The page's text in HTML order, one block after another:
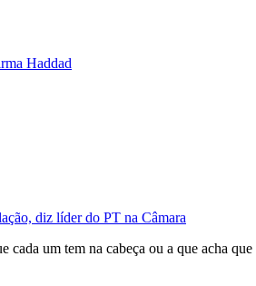
Haddad
diz líder do PT na Câmara
um tem na cabeça ou a que acha